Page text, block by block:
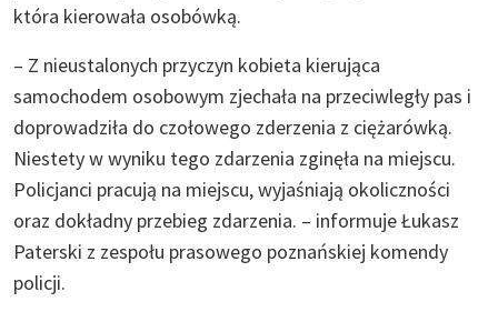
która kierowała osobówką.
– Z nieustalonych przyczyn kobieta kierująca
samochodem osobowym zjechała na przeciwległy pas i
doprowadziła do czołowego zderzenia z ciężarówką.
Niestety w wyniku tego zdarzenia zginęła na miejscu.
Policjanci pracują na miejscu, wyjaśniają okoliczności
oraz dokładny przebieg zdarzenia. – informuje Łukasz
Paterski z zespołu prasowego poznańskiej komendy
policji.